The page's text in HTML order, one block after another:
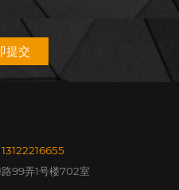
提交
13122216655
99弄1号楼702室